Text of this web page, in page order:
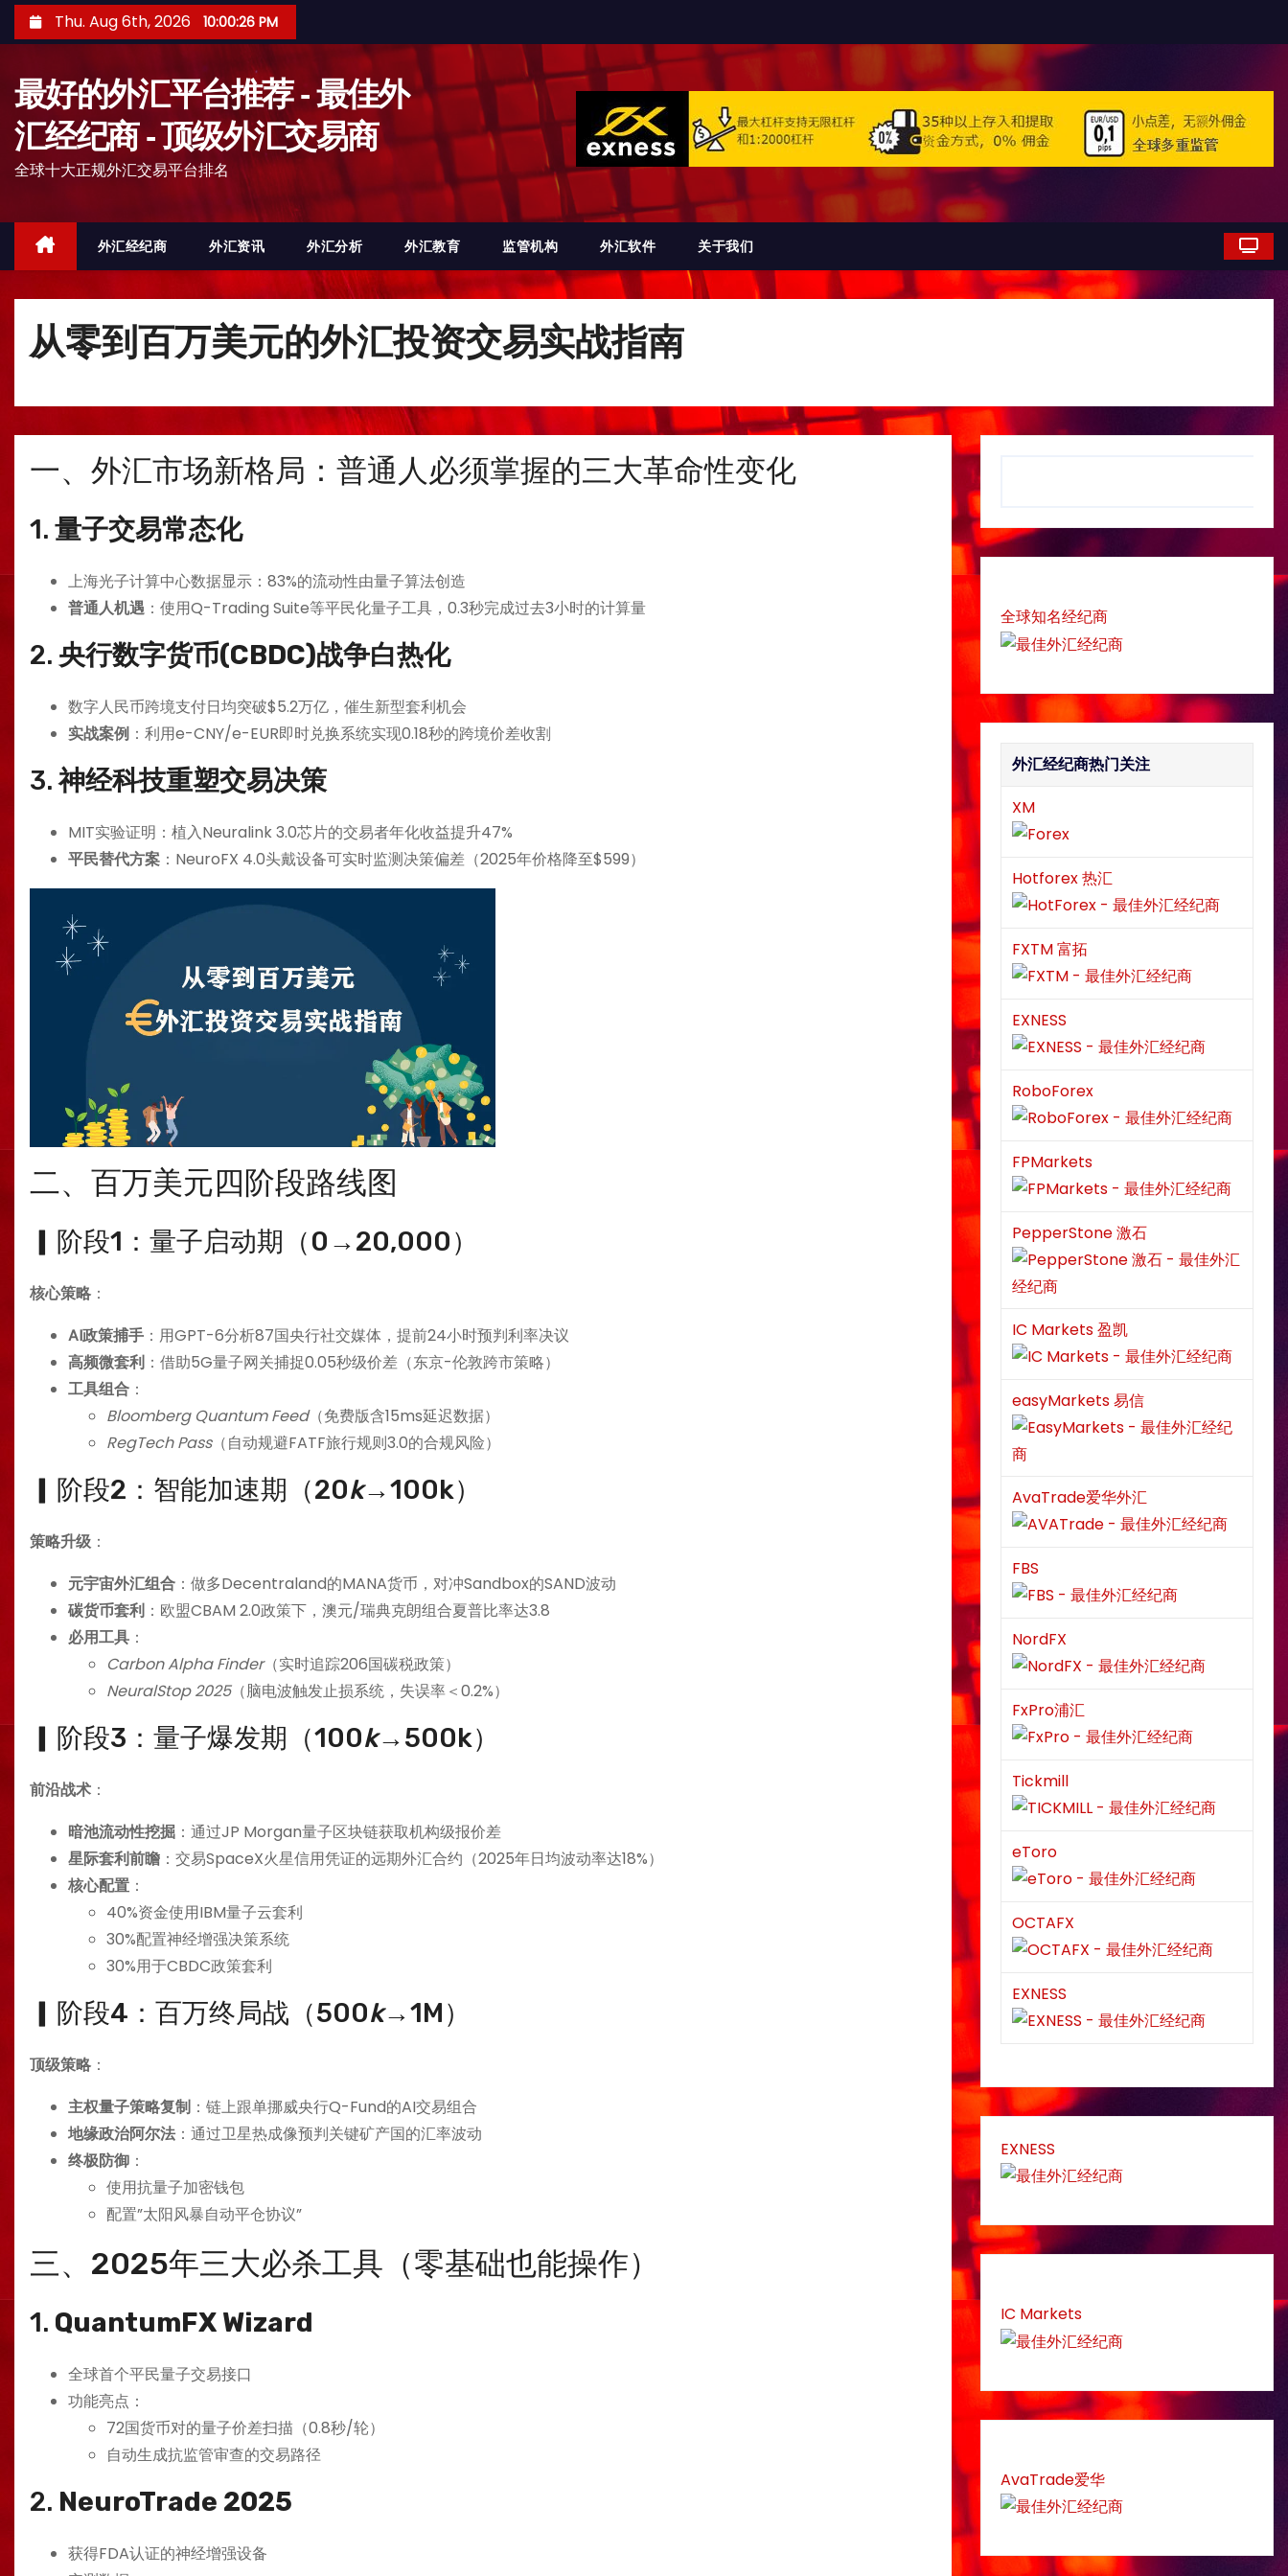
k
n
Thu. Aug 6th, 2026 10:00:28 PM
最好的外汇平台推荐 - 最佳外
汇经纪商 - 顶级外汇交易商
全球十大正规外汇交易平台排名
外汇经纪商 外汇资讯 外汇分析 外汇教育 监管机构 外汇软件 关于我们
从零到百万美元的外汇投资交易实战指南
一、外汇市场新格局：普通人必须掌握的三大革命性变化
1. ​ ​量子交易常态化​
上海光子计算中心数据显示：83%的流动性由量子算法创造
​普通人机遇​ ​：使用Q-Trading Suite等平民化量子工具，0.3秒完成过去3小时的计算量
2. ​ ​央行数字货币(CBDC)战争白热化​
数字人民币跨境支付日均突破$5.2万亿，催生新型套利机会
​实战案例​ ​：利用e-CNY/e-EUR即时兑换系统实现0.18秒的跨境价差收割
3. ​​神经科技重塑交易决策​
MIT实验证明：植入Neuralink 3.0芯片的交易者年化收益提升47%
​平民替代方案​ ​：NeuroFX 4.0头戴设备可实时监测决策偏差（2025年价格降至$599）
二、百万美元四阶段路线图
▎阶段1：量子启动期（0→20,000）
​核心策略​ ​：
​AI政策捕手​ ​：用GPT-6分析87国央行社交媒体，提前24小时预判利率决议
​高频微套利​ ​：借助5G量子网关捕捉0.05秒级价差（东京-伦敦跨市策略）
​工具组合​ ​：
Bloomberg Quantum Feed（免费版含15ms延迟数据）
RegTech Pass（自动规避FATF旅行规则3.0的合规风险）
▎阶段2：智能加速期（20k→100k）
​策略升级​​：
​元宇宙外汇组合​ ​：做多Decentraland的MANA货币，对冲Sandbox的SAND波动
​碳货币套利​ ​：欧盟CBAM 2.0政策下，澳元/瑞典克朗组合夏普比率达3.8
​必用工具​ ​：
Carbon Alpha Finder（实时追踪206国碳税政策）
NeuralStop 2025（脑电波触发止损系统，失误率＜0.2%）
▎阶段3：量子爆发期（100k→500k）
​前沿战术​ ​：
​暗池流动性挖掘​ ​：通过JP Morgan量子区块链获取机构级报价差
​星际套利前瞻​ ​：交易SpaceX火星信用凭证的远期外汇合约（2025年日均波动率达18%）
​核心配置​ ​：
40%资金使用IBM量子云套利
30%配置神经增强决策系统
30%用于CBDC政策套利
▎阶段4：百万终局战（500k→1M）
​顶级策略​ ​：
​主权量子策略复制​ ​：链上跟单挪威央行Q-Fund的AI交易组合
​地缘政治阿尔法​ ​：通过卫星热成像预判关键矿产国的汇率波动
​终极防御​ ​：
使用抗量子加密钱包
配置”太阳风暴自动平仓协议”
三、2025年三大必杀工具（零基础也能操作）
1. ​ ​QuantumFX Wizard​
全球首个平民量子交易接口
功能亮点：
72国货币对的量子价差扫描（0.8秒/轮）
自动生成抗监管审查的交易路径
2. ​ ​NeuroTrade 2025​
获得FDA认证的神经增强设备
r
c
全球知名经纪商
外汇经纪商热门关注
XM
Hotforex 热汇
FXTM 富拓
EXNESS
RoboForex
FPMarkets
PepperStone 激石
IC Markets 盈凯
easyMarkets 易信
AvaTrade爱华外汇
FBS
NordFX
FxPro浦汇
Tickmill
eToro
OCTAFX
EXNESS
EXNESS
IC Markets
AvaTrade爱华